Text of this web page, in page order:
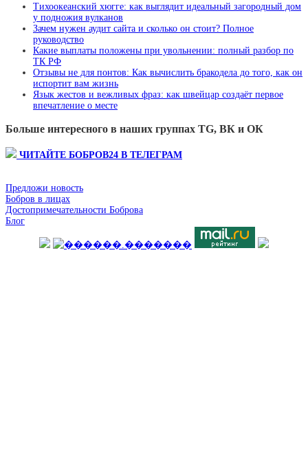
Тихоокеанский хюгге: как выглядит идеальный загородный дом
у подножия вулканов
Зачем нужен аудит сайта и сколько он стоит? Полное
руководство
Какие выплаты положены при увольнении: полный разбор по
ТК РФ
Отзывы не для понтов: Как вычислить бракодела до того, как он
испортит вам жизнь
Язык жестов и вежливых фраз: как швейцар создаёт первое
впечатление о месте
Больше интересного в наших группах TG, ВК и ОК
ЧИТАЙТЕ БОБРОВ24 В ТЕЛЕГРАМ
Предложи новость
Бобров в лицах
Достопримечательности Боброва
Блог